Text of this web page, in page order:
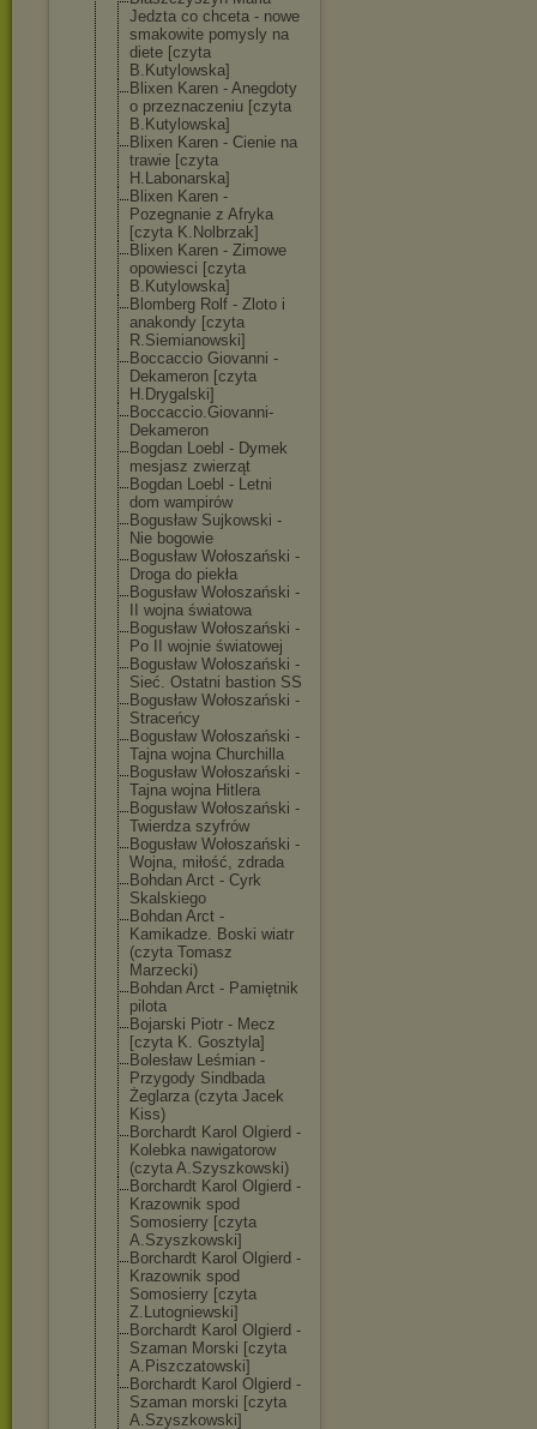
Jedzta co chceta - nowe
smakowite pomysly na
diete [czyta
B.Kutylowska]
Blixen Karen - Anegdoty
o przeznaczeniu [czyta
B.Kutylowska]
Blixen Karen - Cienie na
trawie [czyta
H.Labonarska]
Blixen Karen -
Pozegnanie z Afryka
[czyta K.Nolbrzak]
Blixen Karen - Zimowe
opowiesci [czyta
B.Kutylowska]
Blomberg Rolf - Zloto i
anakondy [czyta
R.Siemianowski]
Boccaccio Giovanni -
Dekameron [czyta
H.Drygalski]
Boccaccio.Giovanni-
Dekameron
Bogdan Loebl - Dymek
mesjasz zwierząt
Bogdan Loebl - Letni
dom wampirów
Bogusław Sujkowski -
Nie bogowie
Bogusław Wołoszański -
Droga do piekła
Bogusław Wołoszański -
II wojna światowa
Bogusław Wołoszański -
Po II wojnie światowej
Bogusław Wołoszański -
Sieć. Ostatni bastion SS
Bogusław Wołoszański -
Straceńcy
Bogusław Wołoszański -
Tajna wojna Churchilla
Bogusław Wołoszański -
Tajna wojna Hitlera
Bogusław Wołoszański -
Twierdza szyfrów
Bogusław Wołoszański -
Wojna, miłość, zdrada
Bohdan Arct - Cyrk
Skalskiego
Bohdan Arct -
Kamikadze. Boski wiatr
(czyta Tomasz
Marzecki)
Bohdan Arct - Pamiętnik
pilota
Bojarski Piotr - Mecz
[czyta K. Gosztyla]
Bolesław Leśmian -
Przygody Sindbada
Żeglarza (czyta Jacek
Kiss)
Borchardt Karol Olgierd -
Kolebka nawigatorow
(czyta A.Szyszkowski)
Borchardt Karol Olgierd -
Krazownik spod
Somosierry [czyta
A.Szyszkowski]
Borchardt Karol Olgierd -
Krazownik spod
Somosierry [czyta
Z.Lutogniewski]
Borchardt Karol Olgierd -
Szaman Morski [czyta
A.Piszczatowski]
Borchardt Karol Olgierd -
Szaman morski [czyta
A.Szyszkowski]